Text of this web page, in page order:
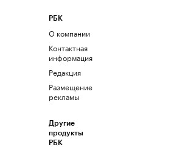
РБК
О компании
Контактная
информация
Редакция
Размещение
рекламы
Другие
продукты
РБК